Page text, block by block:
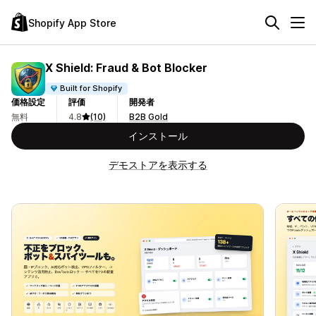
Shopify App Store
X Shield: Fraud & Bot Blocker
Built for Shopify
価格設定
無料
評価
4.8
(10)
開発者
B2B Gold
インストール
デモストアを表示する